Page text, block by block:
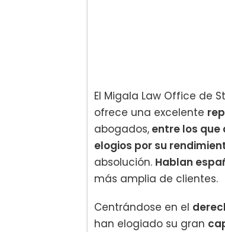
El Migala Law Office de
ofrece una excelente
abogados, entre los que
elogios por su
absolución. Hablan
más amplia de clientes.
Centrándose en el
han elogiado su gran